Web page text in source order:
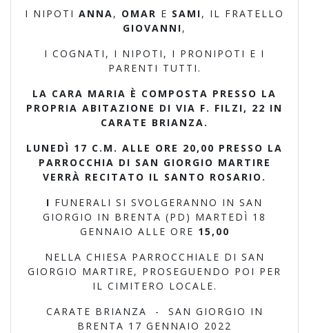
I NIPOTI ANNA, OMAR E SAMI, IL FRATELLO
GIOVANNI,
I COGNATI, I NIPOTI, I PRONIPOTI E I
PARENTI TUTTI.
LA CARA MARIA È COMPOSTA PRESSO LA
PROPRIA ABITAZIONE DI VIA F. FILZI, 22 IN
CARATE BRIANZA.
LUNEDÌ 17 C.M. ALLE ORE 20,00 PRESSO LA
PARROCCHIA DI SAN GIORGIO MARTIRE
VERRÀ RECITATO IL SANTO ROSARIO.
I FUNERALI SI SVOLGERANNO IN SAN
GIORGIO IN BRENTA (PD) MARTEDÌ 18
GENNAIO ALLE ORE 15,00
NELLA CHIESA PARROCCHIALE DI SAN
GIORGIO MARTIRE, PROSEGUENDO POI PER
IL CIMITERO LOCALE.
CARATE BRIANZA - SAN GIORGIO IN
BRENTA 17 GENNAIO 2022